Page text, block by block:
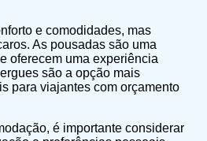
e comodidades, mas
As pousadas são uma
oferecem uma experiência
são a opção mais
para viajantes com orçamento
é importante considerar